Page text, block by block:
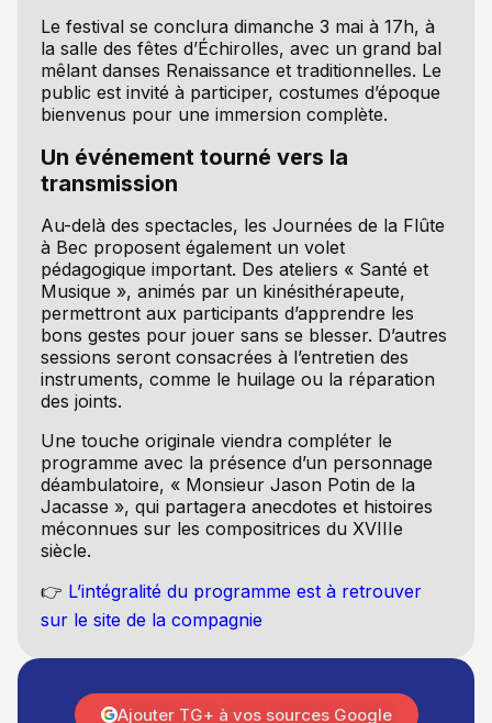
Le festival se conclura dimanche 3 mai à 17h, à
la salle des fêtes d’Échirolles, avec un grand bal
mêlant danses Renaissance et traditionnelles. Le
public est invité à participer, costumes d’époque
bienvenus pour une immersion complète.
Un événement tourné vers la
transmission
Au-delà des spectacles, les Journées de la Flûte
à Bec proposent également un volet
pédagogique important. Des ateliers « Santé et
Musique », animés par un kinésithérapeute,
permettront aux participants d’apprendre les
bons gestes pour jouer sans se blesser. D’autres
sessions seront consacrées à l’entretien des
instruments, comme le huilage ou la réparation
des joints.
Une touche originale viendra compléter le
programme avec la présence d’un personnage
déambulatoire, « Monsieur Jason Potin de la
Jacasse », qui partagera anecdotes et histoires
méconnues sur les compositrices du XVIIIe
siècle.
👉 L’intégralité du programme est à retrouver
sur le site de la compagnie
Ajouter TG+ à vos sources Google